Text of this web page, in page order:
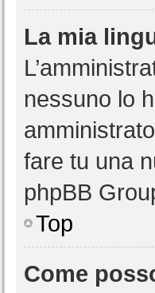
La mia
nessuno lo
fare tu una
phpBB
Top
Come